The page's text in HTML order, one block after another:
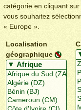
catégorie en cliquant
vous souhaitez
« Europe ».
Localisation
géographique